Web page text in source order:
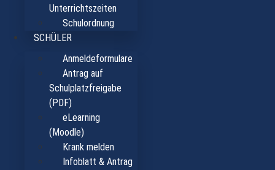
Unterrichtszeiten
Schulordnung
SCHÜLER
Anmeldeformulare
Antrag auf
Schulplatzfreigabe
(PDF)
eLearning
(Moodle)
Krank melden
Infoblatt & Antrag